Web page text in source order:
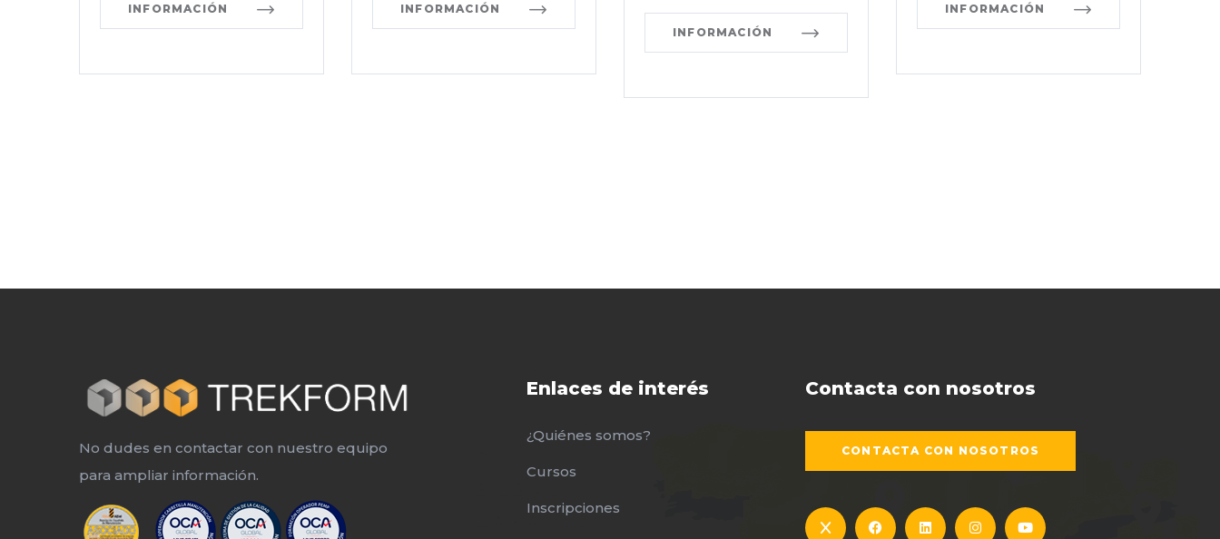
INFORMACIÓN INFORMACIÓN
INFORMACIÓN
INFORMACIÓN
No dudes en contactar con nuestro equipo
para ampliar información.
Enlaces de interés
¿Quiénes somos?
Cursos
Inscripciones
Contacta con nosotros
CONTACTA CON NOSOTROS